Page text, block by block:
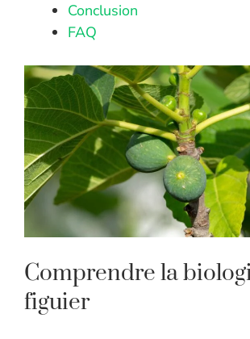
Conclusion
FAQ
Comprendre la
figuier